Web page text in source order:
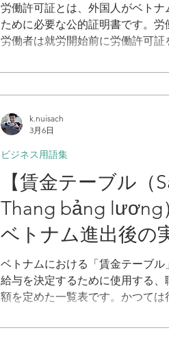
労働許可証とは、外国人がベトナ
ために必要な公的証明書です。労
労働者は就労開始前に労働許可証
歴証明書、学歴証明、職務経歴
【賃金テーブル（
Thang bảng lương
ベトナム進出後の
ビジネス用語解説
ベトナムにおける「賃金テーブ
給与を決定するために使用する
額を定めた一覧表です。かつては
た。しかし、作成および事業所
ビジネス用語集
k.nuisach
3月6日